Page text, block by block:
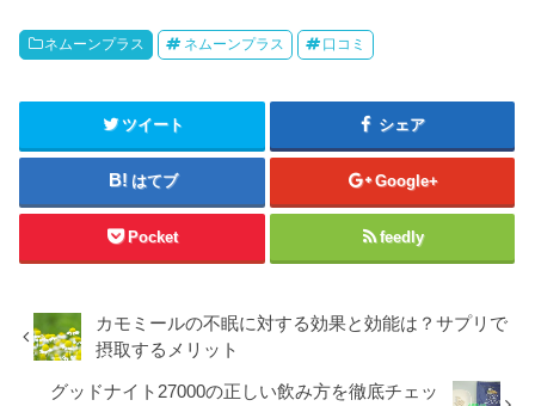
ネムーンプラス ネムーンプラス 口コミ
ツイート シェア
はてブ Google+
Pocket feedly
カモミールの不眠に対する効果と効能は？サプリで
摂取するメリット
グッドナイト27000の正しい飲み方を徹底チェッ